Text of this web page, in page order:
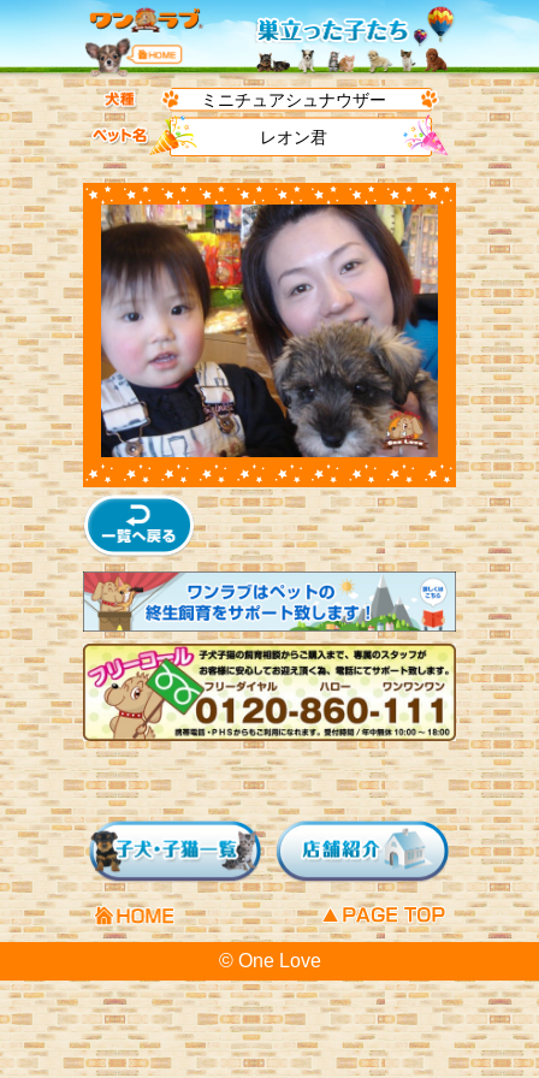
ミニチュアシュナウザー
レオン君
© One Love